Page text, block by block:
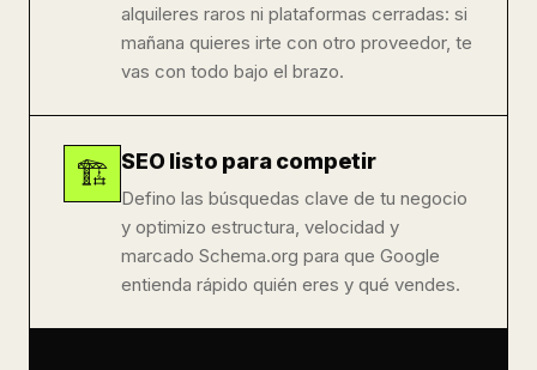
alquileres raros ni plataformas cerradas: si
mañana quieres irte con otro proveedor, te
vas con todo bajo el brazo.
🏗️ SEO listo para competir
Defino las búsquedas clave de tu negocio
y optimizo estructura, velocidad y
marcado Schema.org para que Google
entienda rápido quién eres y qué vendes.